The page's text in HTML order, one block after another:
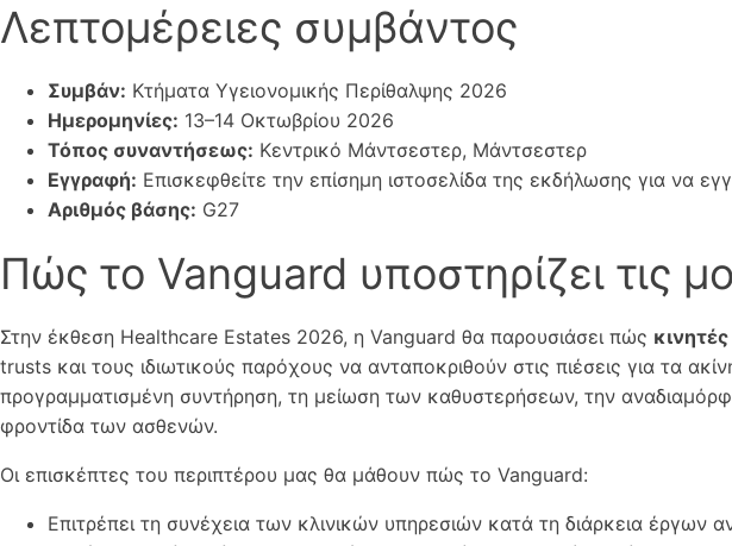
Λεπτομέρειες συμβάντος
Συμβάν: Κτήματα Υγειονομικής Περίθαλψης 2026
Ημερομηνίες: 13–14 Οκτωβρίου 2026
Τόπος συναντήσεως: Κεντρικό Μάντσεστερ, Μάντσεστερ
Εγγραφή: Επισκεφθείτε την επίσημη ιστοσελίδα της εκδήλωσης για να
Αριθμός βάσης: G27
Πώς το Vanguard υποστηρίζει τις
Στην έκθεση Healthcare Estates 2026, η Vanguard θα παρουσιάσει πώς
trusts και τους ιδιωτικούς παρόχους να ανταποκριθούν στις πιέσεις για τα
προγραμματισμένη συντήρηση, τη μείωση των καθυστερήσεων, την
φροντίδα των ασθενών.
Οι επισκέπτες του περιπτέρου μας θα μάθουν πώς το Vanguard:
Επιτρέπει τη συνέχεια των κλινικών υπηρεσιών κατά τη διάρκεια έργων